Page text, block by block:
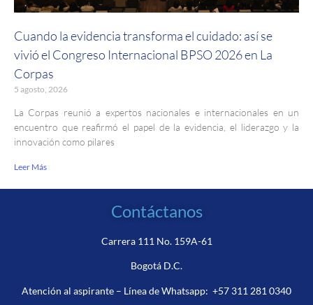
Cuando la evidencia transforma el cuidado: así se
vivió el Congreso Internacional BPSO 2026 en La
Corpas
5 agosto, 2026
La Corpas reunió a expertos nacionales e internacionales en un
encuentro que reafirmó el papel de la evidencia, el liderazgo y la
innovación como pilares
Leer Más
Contáctanos
Carrera 111 No. 159A-61
Bogotá D.C.
Atención al aspirante – Línea de Whatsapp: +57 311 281 0340